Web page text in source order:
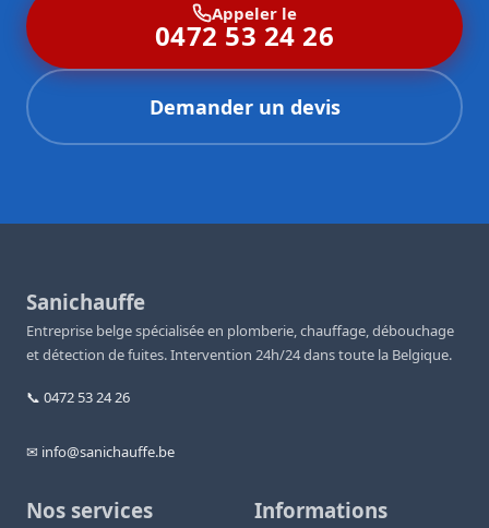
Appeler le
0472 53 24 26
Demander un devis
Sanichauffe
Entreprise belge spécialisée en plomberie, chauffage, débouchage
et détection de fuites. Intervention 24h/24 dans toute la Belgique.
📞 0472 53 24 26
✉ info@sanichauffe.be
Nos services Informations